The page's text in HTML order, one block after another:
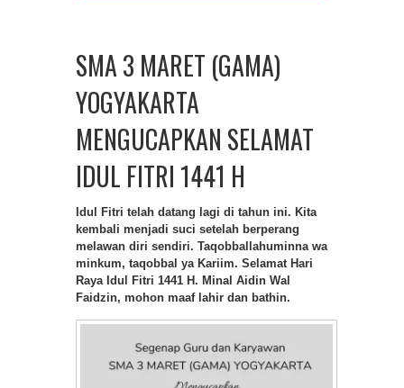
SMA 3 MARET (GAMA)
YOGYAKARTA
MENGUCAPKAN SELAMAT
IDUL FITRI 1441 H
Idul Fitri telah datang lagi di tahun ini. Kita
kembali menjadi suci setelah berperang
melawan diri sendiri. Taqobballahuminna wa
minkum, taqobbal ya Kariim. Selamat Hari
Raya Idul Fitri 1441 H. Minal Aidin Wal
Faidzin, mohon maaf lahir dan bathin.